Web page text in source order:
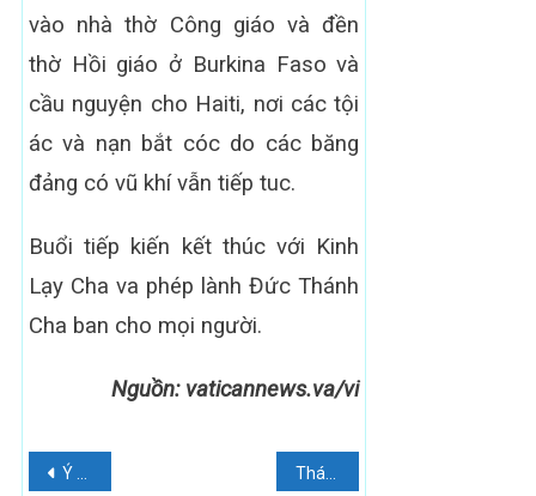
vào nhà thờ Công giáo và đền
thờ Hồi giáo ở Burkina Faso và
cầu nguyện cho Haiti, nơi các tội
ác và nạn bắt cóc do các băng
đảng có vũ khí vẫn tiếp tuc.
Buổi tiếp kiến kết thúc với Kinh
Lạy Cha va phép lành Đức Thánh
Cha ban cho mọi người.
Nguồn: vaticannews.va/vi
Điều
Ý cầu nguyện của ĐTC trong tháng 3: Cầu cho các vị tử đạo mới